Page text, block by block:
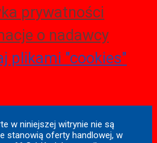
prywatności
o nadawcy
plikami "cookies"
w niniejszej witrynie nie są
stanowią oferty handlowej, w